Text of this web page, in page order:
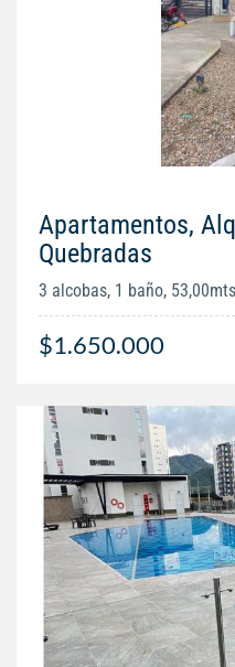
Apartamentos,
Quebradas
3 alcobas, 1 baño,
$1.650.000